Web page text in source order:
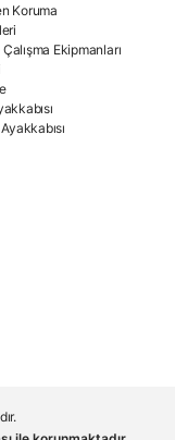
Koruma
Ekipmanları